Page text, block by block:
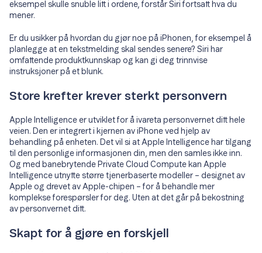
eksempel skulle snuble litt i ordene, forstår Siri fortsatt hva du
mener.
Er du usikker på hvordan du gjør noe på iPhonen, for eksempel å
planlegge at en tekstmelding skal sendes senere? Siri har
omfattende produktkunnskap og kan gi deg trinnvise
instruksjoner på et blunk.
Store krefter krever sterkt personvern
Apple Intelligence er utviklet for å ivareta personvernet ditt hele
veien. Den er integrert i kjernen av iPhone ved hjelp av
behandling på enheten. Det vil si at Apple Intelligence har tilgang
til den personlige informasjonen din, men den samles ikke inn.
Og med banebrytende Private Cloud Compute kan Apple
Intelligence utnytte større tjenerbaserte modeller – designet av
Apple og drevet av Apple-chipen – for å behandle mer
komplekse forespørsler for deg. Uten at det går på bekostning
av personvernet ditt.
Skapt for å gjøre en forskjell